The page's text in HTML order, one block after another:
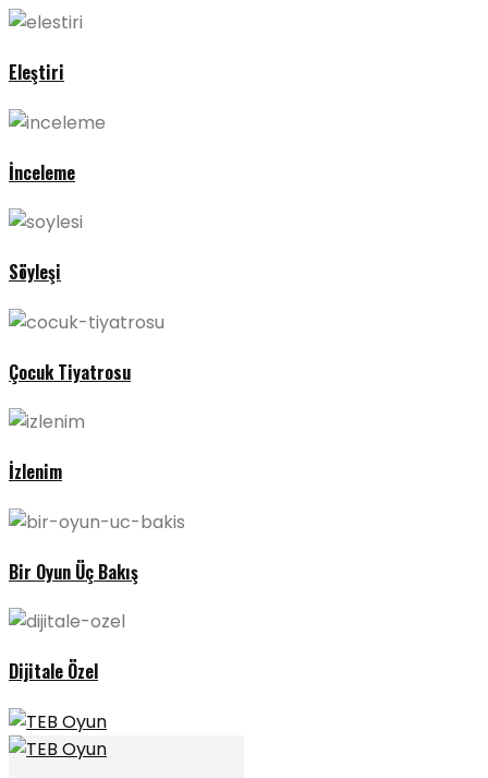
Eleştiri
İnceleme
Söyleşi
Çocuk Tiyatrosu
İzlenim
Bir Oyun Üç Bakış
Dijitale Özel